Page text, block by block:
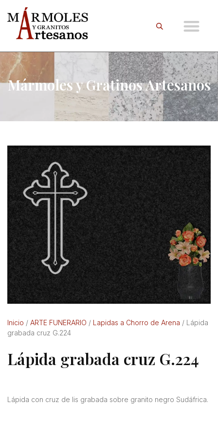
Mármoles y Gratinos Artesanos
Inicio / ARTE FUNERARIO / Lapidas a Chorro de Arena / Lápida
grabada cruz G.224
Lápida grabada cruz G.224
Lápida con cruz de lis grabada sobre granito negro Sudáfrica.